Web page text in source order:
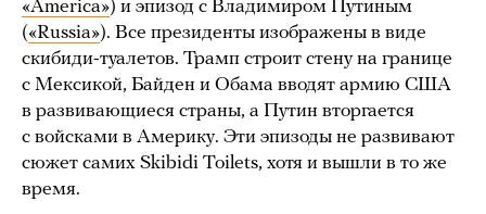
«America») и эпизод с Владимиром Путиным
(«Russia»). Все президенты изображены в виде
скибиди-туалетов. Трамп строит стену на границе
с Мексикой, Байден и Обама вводят армию США
в развивающиеся страны, а Путин вторгается
с войсками в Америку. Эти эпизоды не развивают
сюжет самих Skibidi Toilets, хотя и вышли в то же
время.